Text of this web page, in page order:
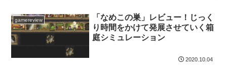
gamereview
「なめこの巣」レビュー！じっく
り時間をかけて発展させていく箱
庭シミュレーション
2020.10.04